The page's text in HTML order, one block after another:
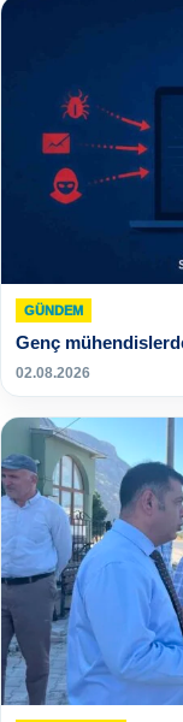
GÜNDEM
Genç
02.08.2026